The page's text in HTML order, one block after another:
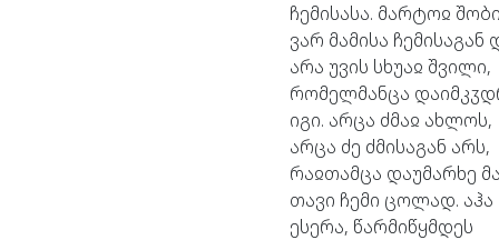
ჩემისასა. მარტოჲ
ვარ მამისა ჩემისაგან
არა უვის სხუაჲ შვილი,
რომელმანცა
იგი. არცა ძმაჲ ახლოს,
არცა ძე ძმისაგან არს,
რაჲთამცა დაუმარხე
თავი ჩემი ცოლად. აჰა
ესერა, წარმიწყმდეს